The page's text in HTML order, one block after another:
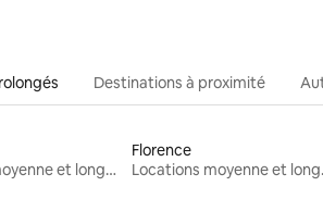
Destinations à proximité
Locations moyenne et longue durée
Florence